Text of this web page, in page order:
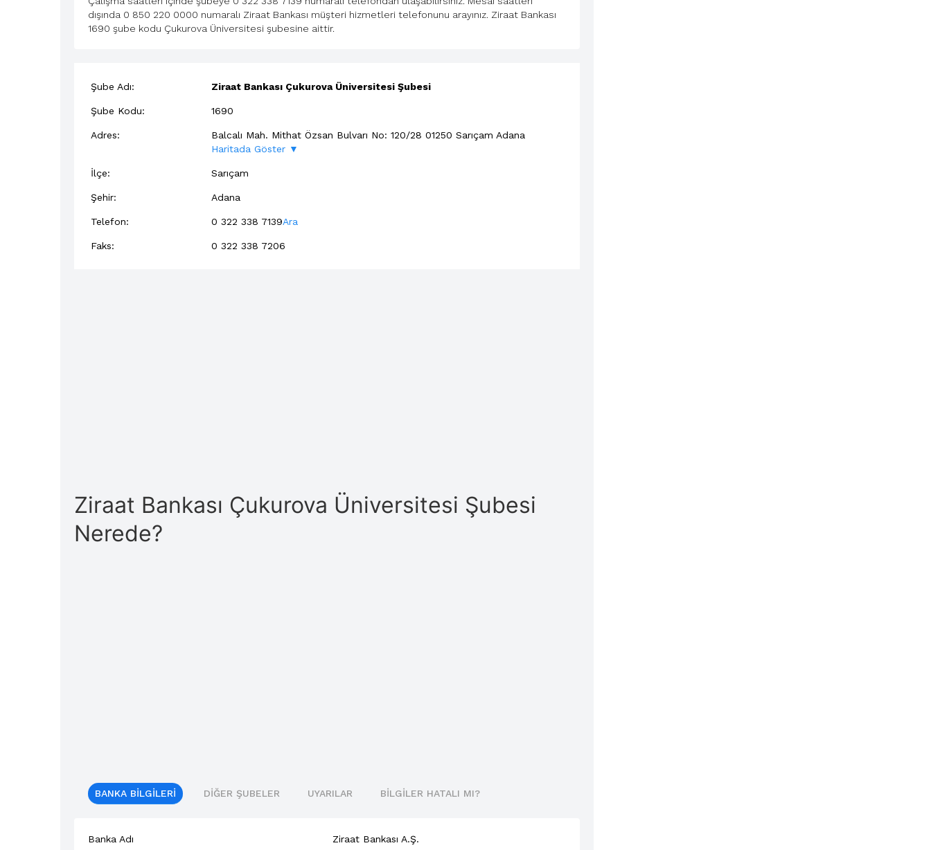
dışında 0 850 220 0000 numaralı Ziraat Bankası müşteri hizmetleri telefonunu arayınız. Ziraat Bankası
1690 şube kodu Çukurova Üniversitesi şubesine aittir.
Şube Adı: Ziraat Bankası Çukurova Üniversitesi Şubesi
Şube Kodu: 1690
Adres: Balcalı Mah. Mithat Özsan Bulvarı No: 120/28 01250 Sarıçam Adana
Haritada Göster ▼
İlçe: Sarıçam
Şehir: Adana
Telefon: 0 322 338 7139Ara
Faks: 0 322 338 7206
Ziraat Bankası Çukurova Üniversitesi Şubesi
Nerede?
BANKA BILGILERI DIĞER ŞUBELER UYARILAR BILGILER HATALI MI?
Banka Adı Ziraat Bankası A.Ş.